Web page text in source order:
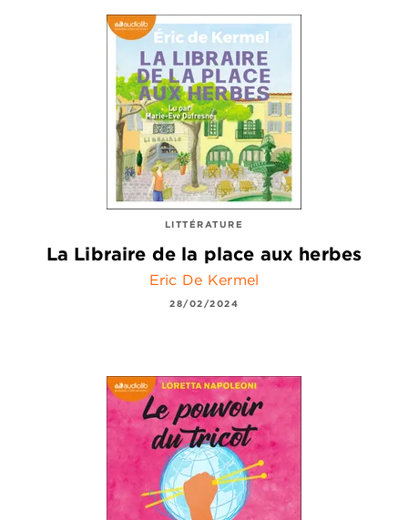
LITTÉRATURE
La Libraire de la place aux herbes
Eric De Kermel
28/02/2024